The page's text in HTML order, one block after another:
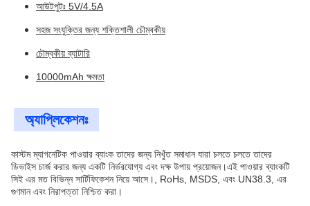
আউটপুটঃ 5V/4.5A
সহজ সংযুক্তির জন্য শক্তিশালী চৌম্বকীয়
চৌম্বকীয় ব্যাটারি
10000mAh ক্ষমতা
অ্যাপ্লিকেশনঃ
কাস্টম ম্যাগনেটিক পাওয়ার ব্যাংক তাদের জন্য নিখুঁত সমাধান যারা চলতে চলতে তাদের
ডিভাইস চার্জ করার জন্য একটি নির্ভরযোগ্য এবং দক্ষ উপায় প্রয়োজন।এই পাওয়ার ব্যাংকটি
সিই এর মত বিভিন্ন সার্টিফিকেশন নিয়ে আসে।, RoHs, MSDS, এবং UN38.3, এর
গুণমান এবং নিরাপত্তা নিশ্চিত করা।